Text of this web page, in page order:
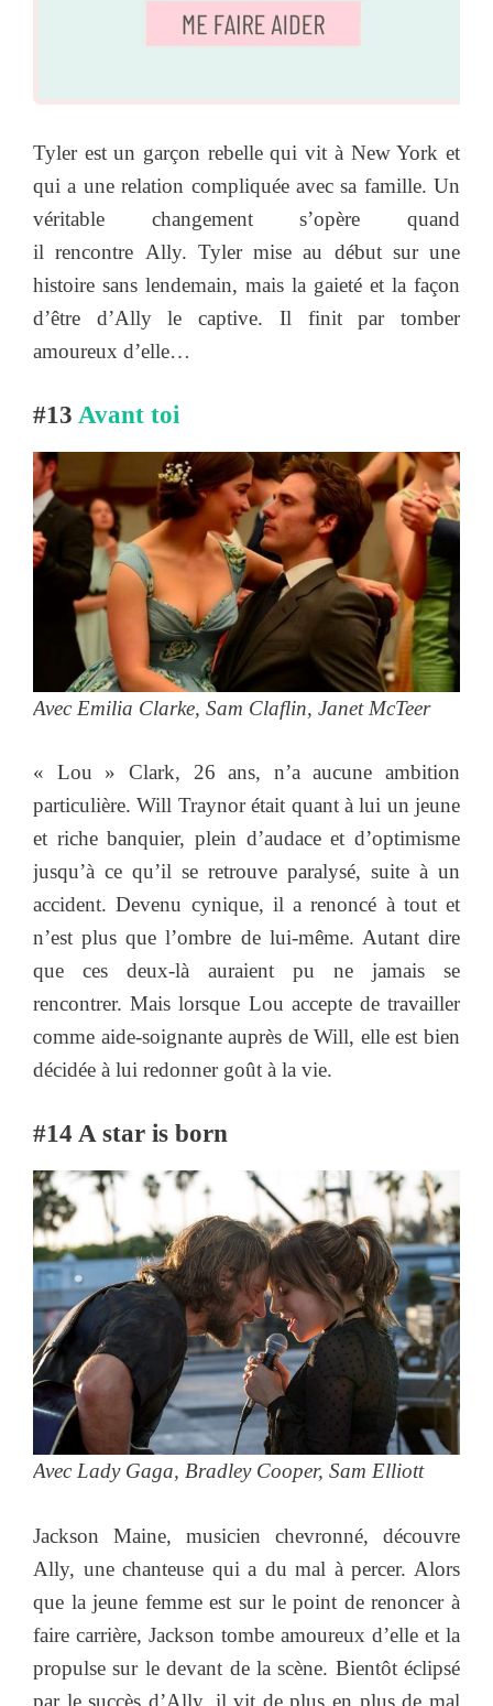
Tyler est un garçon rebelle qui vit à New York et
qui a une relation compliquée avec sa famille. Un
véritable changement s’opère quand
il rencontre Ally. Tyler mise au début sur une
histoire sans lendemain, mais la gaieté et la façon
d’être d’Ally le captive. Il finit par tomber
amoureux d’elle…
#13 Avant toi
Avec Emilia Clarke, Sam Claflin, Janet McTeer
« Lou » Clark, 26 ans, n’a aucune ambition
particulière. Will Traynor était quant à lui un jeune
et riche banquier, plein d’audace et d’optimisme
jusqu’à ce qu’il se retrouve paralysé, suite à un
accident. Devenu cynique, il a renoncé à tout et
n’est plus que l’ombre de lui-même. Autant dire
que ces deux-là auraient pu ne jamais se
rencontrer. Mais lorsque Lou accepte de travailler
comme aide-soignante auprès de Will, elle est bien
décidée à lui redonner goût à la vie.
#14 A star is born
Avec Lady Gaga, Bradley Cooper, Sam Elliott
Jackson Maine, musicien chevronné, découvre
Ally, une chanteuse qui a du mal à percer. Alors
que la jeune femme est sur le point de renoncer à
faire carrière, Jackson tombe amoureux d’elle et la
propulse sur le devant de la scène. Bientôt éclipsé
par le succès d’Ally, il vit de plus en plus de mal